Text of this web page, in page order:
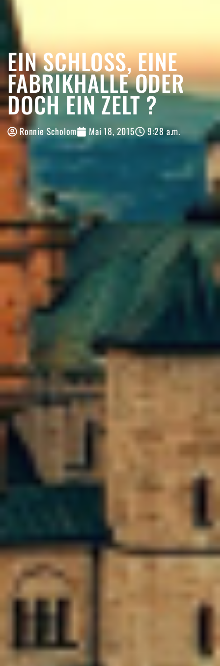
EIN SCHLOSS, EINE
FABRIKHALLE ODER
DOCH EIN ZELT ?
Ronnie Scholom Mai 18, 2015 9:28 a.m.